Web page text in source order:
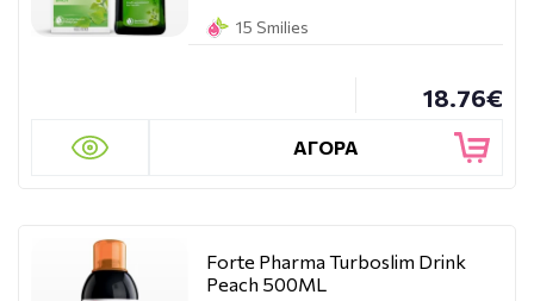
15 Smilies
18.76€
ΑΓΟΡΑ
Forte Pharma Turboslim Drink
Peach 500ML